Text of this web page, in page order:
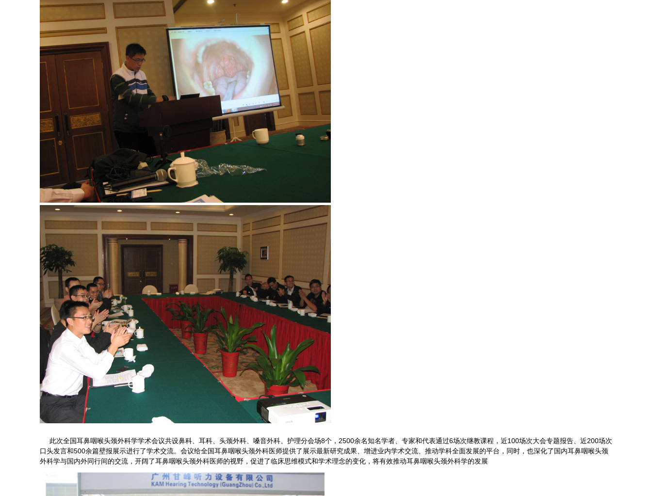
此次全国耳鼻咽喉头颈外科学学术会议共设鼻科、耳科、头颈外科、嗓音外科、护理分会场8个，2500余名知名学者、专家和代表通过6场次继教课程，近100场次大会专题报告、近200场次
口头发言和500余篇壁报展示进行了学术交流。会议给全国耳鼻咽喉头颈外科医师提供了展示最新研究成果、增进业内学术交流、推动学科全面发展的平台，同时，也深化了国内耳鼻咽喉头颈
外科学与国内外同行间的交流，开阔了耳鼻咽喉头颈外科医师的视野，促进了临床思维模式和学术理念的变化，将有效推动耳鼻咽喉头颈外科学的发展